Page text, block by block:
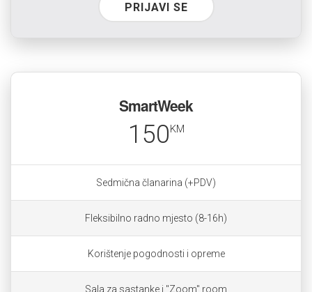
PRIJAVI SE
SmartWeek
150KM
Sedmična članarina (+PDV)
Fleksibilno radno mjesto (8-16h)
Korištenje pogodnosti i opreme
Sala za sastanke i "Zoom" room